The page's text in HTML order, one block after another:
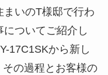
いのT様邸で行わ
ついてご紹介し
17C1SKから新し
の過程とお客様の